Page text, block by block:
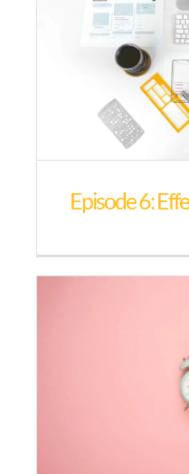
Episode 6: